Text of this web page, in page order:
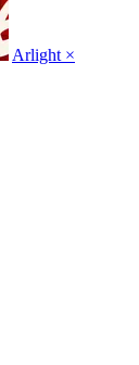
Arlight ×